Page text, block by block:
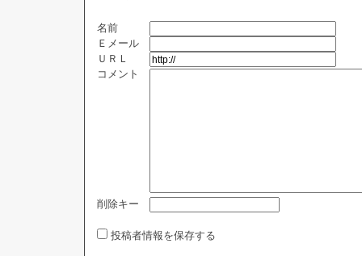
名前
Ｅメール
ＵＲＬ
コメント
削除キー
投稿者情報を保存する